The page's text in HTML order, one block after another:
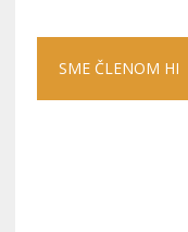
SME ČLENOM HI